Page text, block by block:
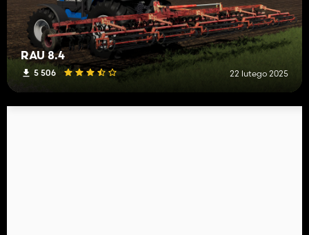
RAU 8.4
5 506 22 lutego 2025